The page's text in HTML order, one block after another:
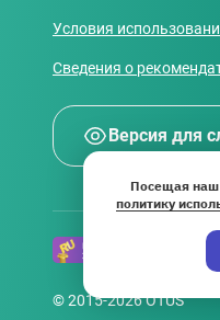
Условия
Сведения о
Версия для
© 2015-2026 OTUS
Посещая наш
политику